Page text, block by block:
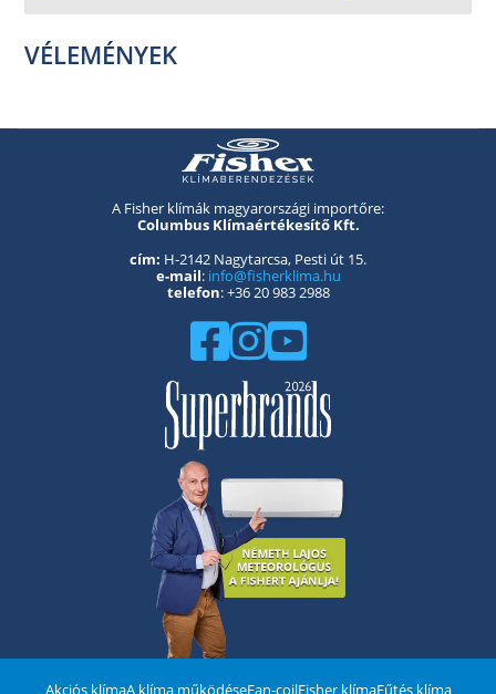
VÉLEMÉNYEK
A Fisher klímák magyarországi importőre:
Columbus Klímaértékesítő Kft.
cím: H-2142 Nagytarcsa, Pesti út 15.
e-mail: info@fisherklima.hu
telefon: +36 20 983 2988